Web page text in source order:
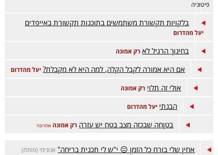
פיטוניה
בלקויות תקשורת משתמשים בתוכנות תקשורת באייפדים
יעל מהדרום
בחינוך הרגיל לא רק אמונה
אם היא אמורה לקבל הקלה, למה היא לא מקבלת? יעל מהדרום
אולי זה תלוי רק אמונה
הבנתי יעל מהדרום
בטןחה שבכזה מצב בטח יש עזרה רק אמונה אחרונה
אחין שלי בורח כל הזמן 😐 י"ש לי תכנית בריחה" אנונימי (פותח)